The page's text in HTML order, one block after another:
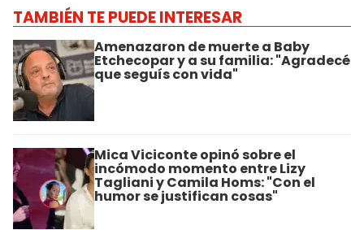
TAMBIÉN TE PUEDE INTERESAR
Amenazaron de muerte a Baby
Etchecopar y a su familia: "Agradecé
que seguís con vida"
Mica Viciconte opinó sobre el
incómodo momento entre Lizy
Tagliani y Camila Homs: "Con el
humor se justifican cosas"